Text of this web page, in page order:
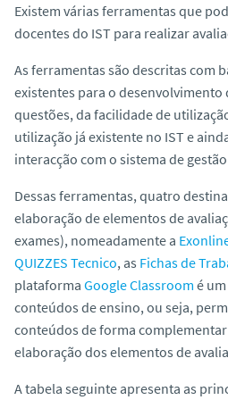
Existem várias ferramentas que
docentes do IST para realizar
As ferramentas são descritas com
existentes para o
questões, da facilidade de
utilização já existente no IST e
interacção com o sistema de
Dessas ferramentas, quatro
elaboração de elementos de
exames), nomeadamente a
QUIZZES Tecnico, as Fichas de
plataforma Google Classroom é
conteúdos de ensino, ou seja,
conteúdos de forma
elaboração dos elementos de
A tabela seguinte apresenta as